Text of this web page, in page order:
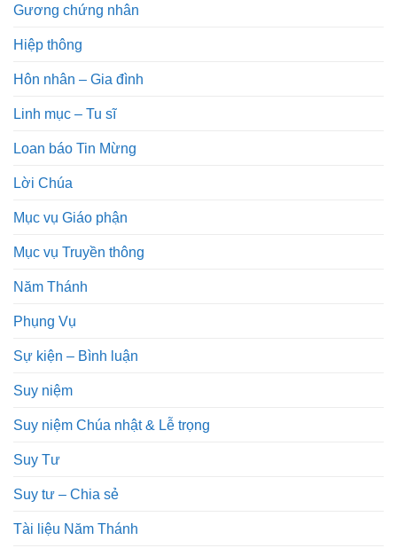
Gương chứng nhân
Hiệp thông
Hôn nhân – Gia đình
Linh mục – Tu sĩ
Loan báo Tin Mừng
Lời Chúa
Mục vụ Giáo phận
Mục vụ Truyền thông
Năm Thánh
Phụng Vụ
Sự kiện – Bình luận
Suy niệm
Suy niệm Chúa nhật & Lễ trọng
Suy Tư
Suy tư – Chia sẻ
Tài liệu Năm Thánh